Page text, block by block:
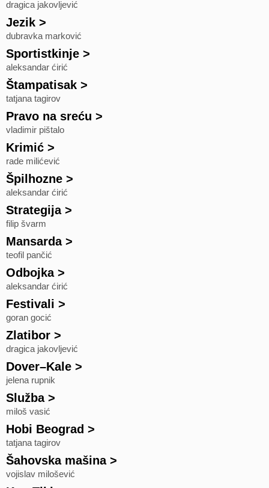
dragica jakovljević
Jezik >
dubravka marković
Sportistkinje >
aleksandar ćirić
Štampatisak >
tatjana tagirov
Pravo na sreću >
vladimir pištalo
Krimić >
rade milićević
Špilhozne >
aleksandar ćirić
Strategija>
filip švarm
Mansarda>
teofil pančić
Odbojka>
aleksandar ćirić
Festivali >
goran gocić
Zlatibor >
dragica jakovljević
Dover–Kale >
jelena rupnik
Služba>
miloš vasić
Hobi Beograd >
tatjana tagirov
Šahovska mašina>
vojislav milošević